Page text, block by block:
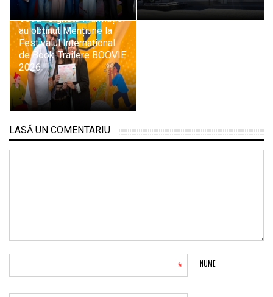
Elevii Colegiului „Dragoș
Vodă” Sighetu Marmației
au obținut Mențiune la
Festivalul Internațional
de Book-Trailere BOOVIE
2026
LASĂ UN COMENTARIU
NUME
*